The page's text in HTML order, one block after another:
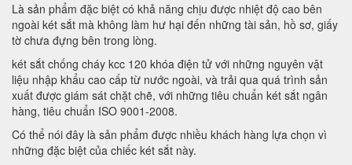
Là sản phẩm đặc biệt có khả năng chịu được nhiệt độ cao bên
ngoài két sắt mà không làm hư hại đến những tài sản, hồ sơ, giấy
tờ chưa đựng bên trong lòng.
két sắt chống cháy kcc 120 khóa điện tử với những nguyên vật
liệu nhập khẩu cao cấp từ nước ngoài, và trải qua quá trình sản
xuất được giám sát chặt chẽ, với những tiêu chuẩn két sắt ngân
hàng, tiêu chuẩn ISO 9001-2008.
Có thể nói đây là sản phẩm được nhiều khách hàng lựa chọn vì
những đặc biệt của chiếc két sắt này.